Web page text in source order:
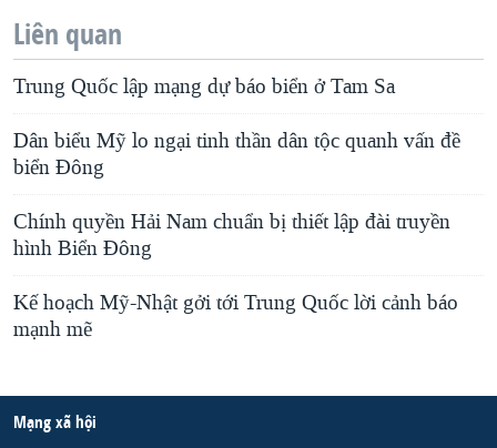
Liên quan
Trung Quốc lập mạng dự báo biển ở Tam Sa
Dân biểu Mỹ lo ngại tinh thần dân tộc quanh vấn đề
biển Đông
Chính quyền Hải Nam chuẩn bị thiết lập đài truyền
hình Biển Đông
Kế hoạch Mỹ-Nhật gởi tới Trung Quốc lời cảnh báo
mạnh mẽ
Mạng xã hội